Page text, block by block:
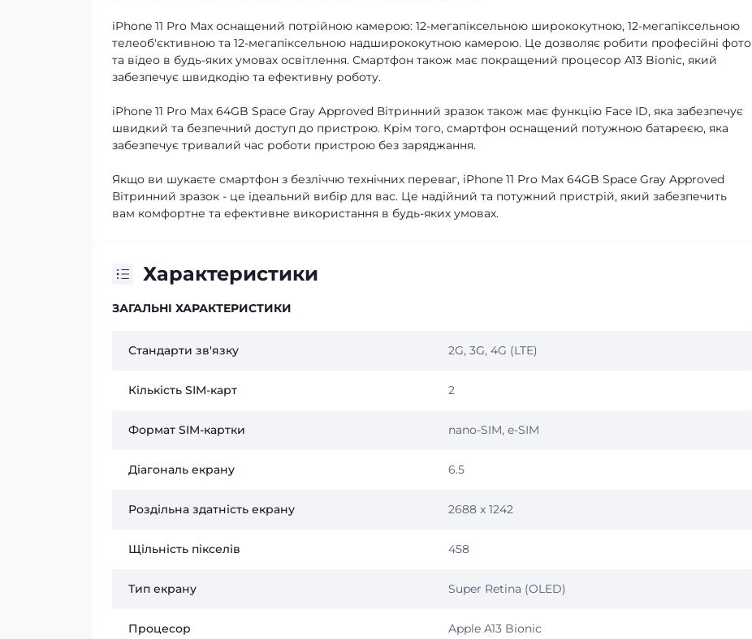
iPhone 11 Pro Max оснащений потрійною камерою: 12-мегапіксельною ширококутною, 12-мегапіксельною
телеоб'єктивною та 12-мегапіксельною надширококутною камерою. Це дозволяє робити професійні фото
та відео в будь-яких умовах освітлення. Смартфон також має покращений процесор A13 Bionic, який
забезпечує швидкодію та ефективну роботу.
iPhone 11 Pro Max 64GB Space Gray Approved Вітринний зразок також має функцію Face ID, яка забезпечує
швидкий та безпечний доступ до пристрою. Крім того, смартфон оснащений потужною батареєю, яка
забезпечує тривалий час роботи пристрою без заряджання.
Якщо ви шукаєте смартфон з безліччю технічних переваг, iPhone 11 Pro Max 64GB Space Gray Approved
Вітринний зразок - це ідеальний вибір для вас. Це надійний та потужний пристрій, який забезпечить
вам комфортне та ефективне використання в будь-яких умовах.
Характеристики
ЗАГАЛЬНІ ХАРАКТЕРИСТИКИ
Стандарти зв'язку 2G, 3G, 4G (LTE)
Кількість SIM-карт 2
Формат SIM-картки nano-SIM, e-SIM
Діагональ екрану 6.5
Роздільна здатність екрану 2688 x 1242
Щільність пікселів 458
Тип екрану Super Retina (OLED)
Процесор Apple A13 Bionic